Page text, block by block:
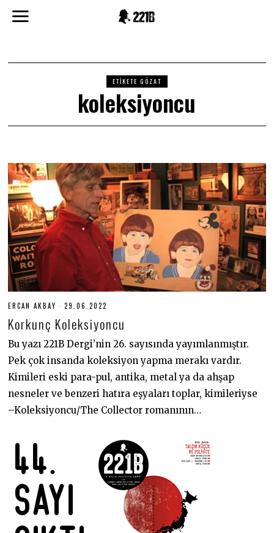
ETIKETE GÖZAT
koleksiyoncu
ERCAN AKBAY 29.06.2022
.
6
2
0
2
Korkunç Koleksiyoncu
Bu yazı 221B Dergi’nin 26. sayısında yayımlanmıştır.
Pek çok insanda koleksiyon yapma merakı vardır.
Kimileri eski para-pul, antika, metal ya da ahşap
nesneler ve benzeri hatıra eşyaları toplar, kimileriyse
–Koleksiyoncu/The Collector romanının…